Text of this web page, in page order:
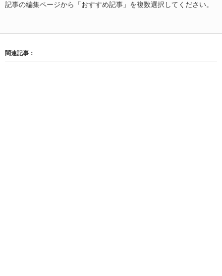
記事の編集ページから「おすすめ記事」を複数選択してください。
関連記事：